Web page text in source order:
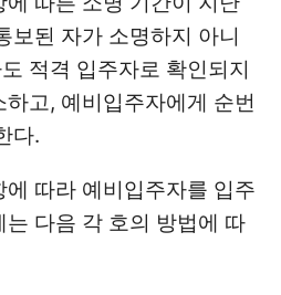
보된 자가 소명하지 아니
적격 입주자로 확인되지
고, 예비입주자에게 순번
다.
따라 예비입주자를 입주
다음 각 호의 방법에 따